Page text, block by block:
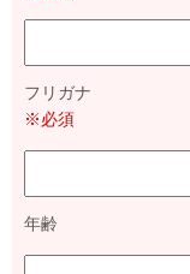
フリガナ
※必須
年齢